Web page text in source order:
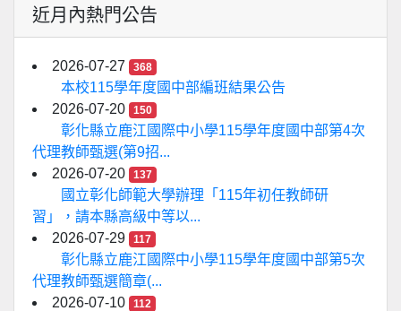
近月內熱門公告
2026-07-27 368
本校115學年度國中部編班結果公告
2026-07-20
150
彰化縣立鹿江國際中小學115學年度國中部第4次
代理教師甄選(第9招...
2026-07-20
137
國立彰化師範大學辦理「115年初任教師研
習」，請本縣高級中等以...
2026-07-29
117
彰化縣立鹿江國際中小學115學年度國中部第5次
代理教師甄選簡章(...
2026-07-10
112